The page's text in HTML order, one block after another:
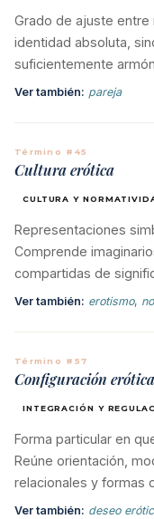
Grado de ajuste entre
identidad absoluta,
suficientemente
Ver también: pareja
Término #45
Cultura erótica
CULTURA Y
Representaciones
Comprende
compartidas de
Ver también: erotismo,
Término #57
Configuración erótica
INTEGRACIÓN Y
Forma particular en
Reúne orientación,
relacionales y formas
Ver también: deseo